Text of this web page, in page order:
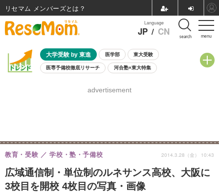
menu
Language
JP / CN search
大学受験 by 東進 医学部 東大受験
医専予備校徹底リサーチ 河合塾×東大特集
8月開催学校説明会・相談会
advertisement
広域通信制・単位制のルネサンス高校、大阪に
3校目を開校 4枚目の写真・画像
教育・受験 学校・塾・予備校 2014.3.28（金） 10:43
リセマム メンバーズ